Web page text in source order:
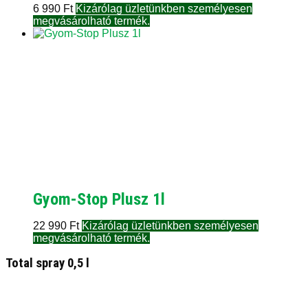
6 990 Ft Kizárólag üzletünkben személyesen
megvásárolható termék.
Gyom-Stop Plusz 1l
22 990 Ft Kizárólag üzletünkben személyesen
megvásárolható termék.
Total spray 0,5 l